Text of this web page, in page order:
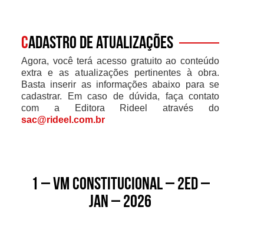
Cadastro de atualizações
Agora, você terá acesso gratuito ao conteúdo
extra e as atualizações pertinentes à obra.
Basta inserir as informações abaixo para se
cadastrar. Em caso de dúvida, faça contato
com a Editora Rideel através do
sac@rideel.com.br
1 – VM CONSTITUCIONAL – 2ed –
jan – 2026